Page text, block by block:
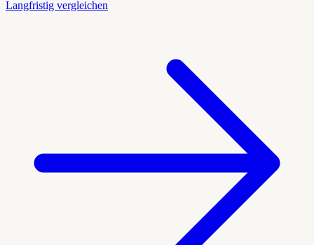
Langfristig vergleichen